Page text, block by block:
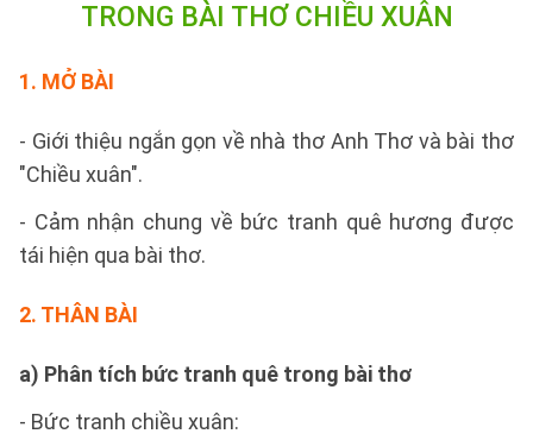
TRONG BÀI THƠ CHIỀU XUÂN
1. MỞ BÀI
- Giới thiệu ngắn gọn về nhà thơ Anh Thơ và bài thơ
"Chiều xuân".
- Cảm nhận chung về bức tranh quê hương được
tái hiện qua bài thơ.
2. THÂN BÀI
a) Phân tích bức tranh quê trong bài thơ
- Bức tranh chiều xuân: